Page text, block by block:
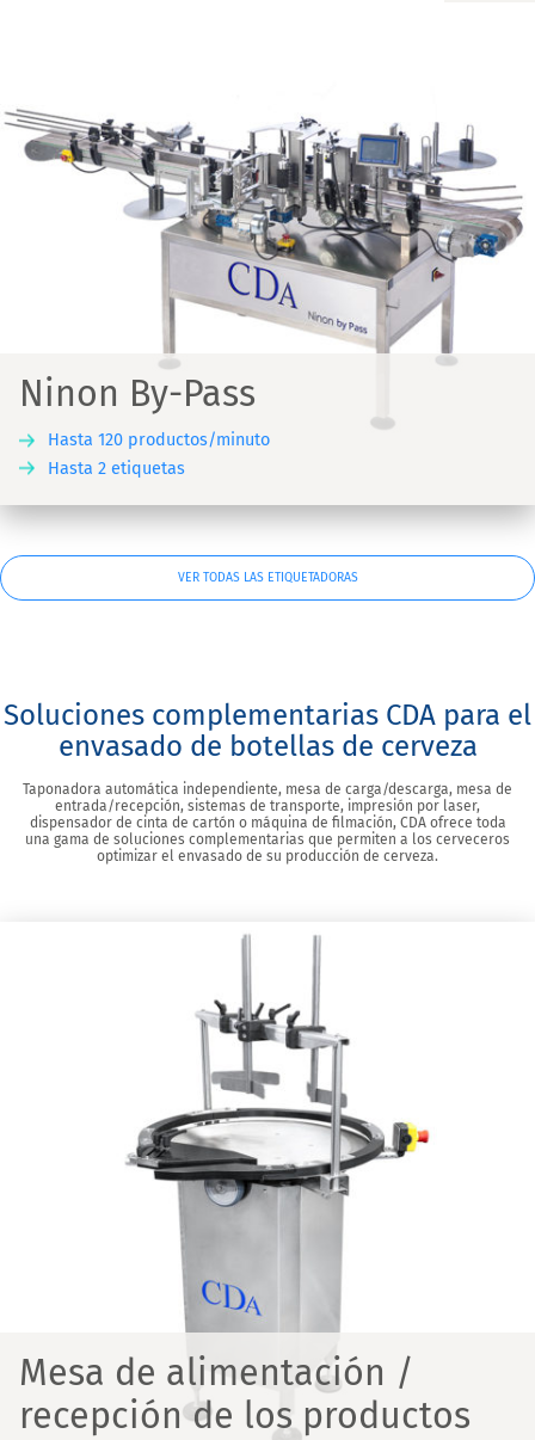
Ninon By-Pass
Hasta 120 productos/minuto
Hasta 2 etiquetas
VER TODAS LAS ETIQUETADORAS
Soluciones complementarias CDA para el
envasado de botellas de cerveza
Taponadora automática independiente, mesa de carga/descarga, mesa de
entrada/recepción, sistemas de transporte, impresión por laser,
dispensador de cinta de cartón o máquina de filmación, CDA ofrece toda
una gama de soluciones complementarias que permiten a los cerveceros
optimizar el envasado de su producción de cerveza.
Mesa de alimentación /
recepción de los productos